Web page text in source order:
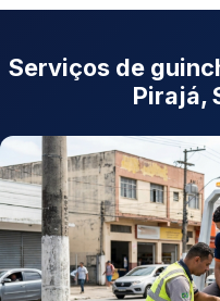
Serviços de
Pirajá,